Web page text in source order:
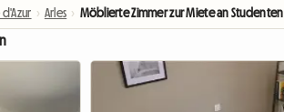
› Arles › Möblierte Zimmer zur Miete an Studenten